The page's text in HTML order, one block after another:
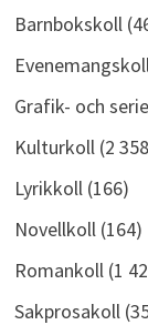
Barnbokskoll
Grafik- och
Kulturkoll(2
Lyrikkoll(166)
Novellkoll(164)
Romankoll(1
Sakprosakoll